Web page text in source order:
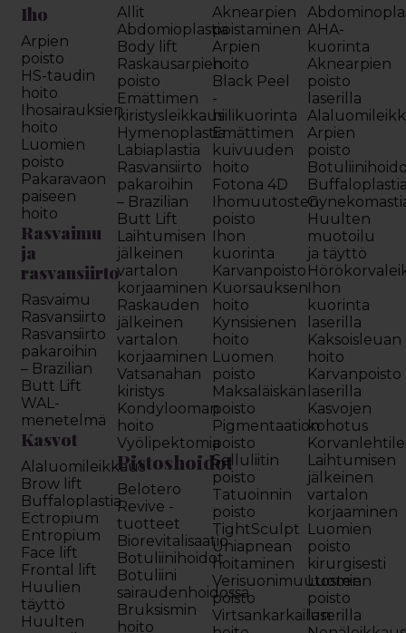
Iho
Arpien
poisto
HS-taudin
hoito
Ihosairauksien
hoito
Luomien
poisto
Pakaravaon
paiseen
hoito
Rasvaimu
ja
rasvansiirto
Rasvaimu
Rasvansiirto
Rasvansiirto
pakaroihin
– Brazilian
Butt Lift
WAL-
menetelmä
Kasvot
Alaluomileikkaus
Brow lift
Buffaloplastia
Ectropium
Entropium
Face lift
Frontal lift
Huulien
täyttö
Huulten
Allit
Abdomioplastia
Body lift
Raskausarpien
poisto
Emättimen
kiristysleikkaus
Hymenoplastia
Labiaplastia
Rasvansiirto
pakaroihin
– Brazilian
Butt Lift
Laihtumisen
jälkeinen
vartalon
korjaaminen
Raskauden
jälkeinen
vartalon
korjaaminen
Vatsanahan
kiristys
Kondylooman
hoito
Vyölipektomia
Pistoshoidot
Belotero
Revive -
tuotteet
Biorevitalisaatio
Botuliinihoidot
Botuliini
sairaudenhoidossa
Bruksismin
hoito
Aknearpien
poistaminen
Arpien
hoito
Black Peel
-
hiilikuorinta
Emättimen
kuivuuden
hoito
Fotona 4D
Ihomuutosten
poisto
Ihon
kuorinta
Karvanpoisto
Kuorsauksen
hoito
Kynsisienen
hoito
Luomen
poisto
Maksaläiskän
poisto
Pigmentaation
poisto
Selluliitin
poisto
Tatuoinnin
poisto
TightSculpt
Uniapnean
hoitaminen
Verisuonimuutosten
poisto
Virtsankarkailun
AHA-
kuorinta
Aknearpien
poisto
laserilla
Arpien
poisto
Huulten
muotoilu
ja täyttö
Ihon
kuorinta
laserilla
Kaksoisleuan
hoito
Karvanpoisto
laserilla
Kasvojen
kohotus
Laihtumisen
jälkeinen
vartalon
korjaaminen
Luomien
poisto
kirurgisesti
Luomien
poisto
laserilla